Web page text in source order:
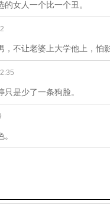
女人一个比一个丑。
，不让老婆上大学他上，怕
是少了一条狗脸。